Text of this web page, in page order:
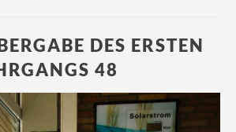
DES ERSTEN
48